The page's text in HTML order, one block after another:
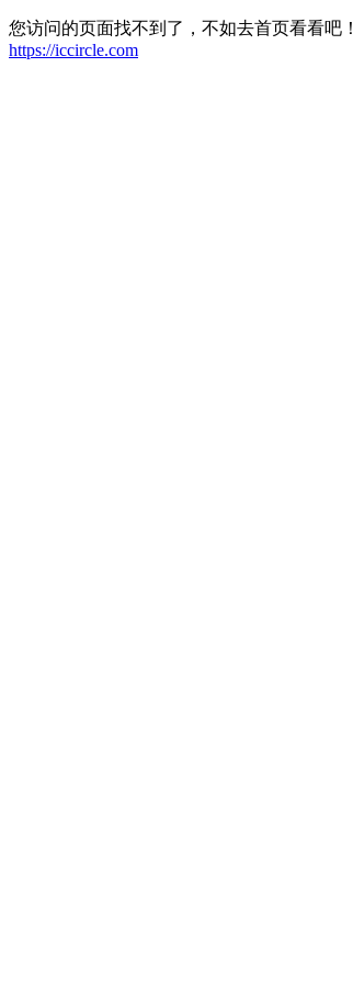
您访问的页面找不到了，不如去首页看看吧！
https://iccircle.com